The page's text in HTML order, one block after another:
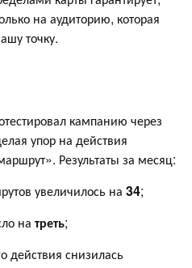
на аудиторию, которая
точку.
кампанию через
упор на действия
Результаты за месяц:
увеличилось на 34;
на треть;
действия снизилась